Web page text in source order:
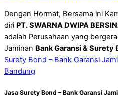
Dengan Hormat, Bersama ini
diri PT.SWARNA DWIPA
adalah Perusahaan yang
Jaminan Bank Garansi & Surety
Surety Bond – Bank Garansi
Bandung
Jasa Surety Bond – Bank Garansi